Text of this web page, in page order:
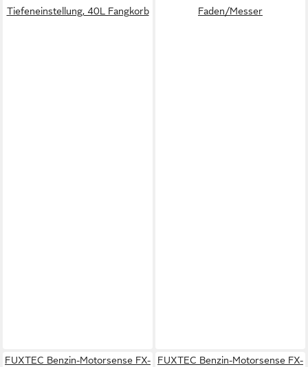
Tiefeneinstellung, 40L Fangkorb
Faden/Messer
FUXTEC Benzin-Motorsense FX-
FUXTEC Benzin-Motorsense FX-